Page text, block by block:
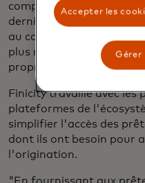
comptes courants et les
derniers mois, ainsi que
au cours des six derniers
plus récent. Le rapport
propriétaire du compte
Finicity travaille avec les
plateformes de
simplifier l'accès des
dont ils ont besoin pour
l'origination.
Accepter les
Gérer